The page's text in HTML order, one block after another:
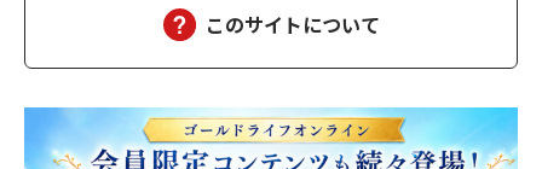
このサイトについて